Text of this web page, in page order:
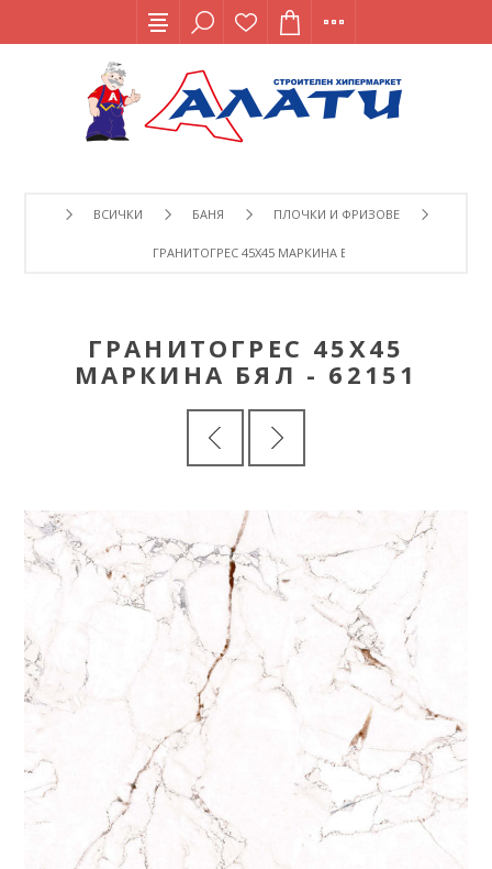
ВСИЧКИ БАНЯ ПЛОЧКИ И ФРИЗОВЕ
ГРАНИТОГРЕС 45Х45 МАРКИНА БЯЛ - 62151
ГРАНИТОГРЕС 45Х45
МАРКИНА БЯЛ - 62151